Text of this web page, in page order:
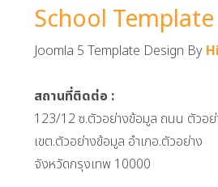
School Template
Joomla 5 Template Design By
สถานที่ติดต่อ :
123/12 ซ.ตัวอย่างข้อมูล ถนน ตัวอย่
เขต.ตัวอย่างข้อมูล อำเภอ.ตัวอย่าง
จังหวัดกรุงเทพ 10000